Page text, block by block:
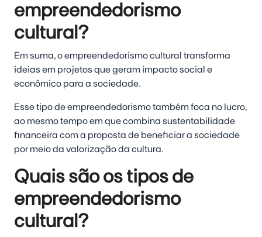
empreendedorismo
cultural?
Em suma, o empreendedorismo cultural transforma
ideias em projetos que geram impacto social e
econômico para a sociedade.
Esse tipo de empreendedorismo também foca no lucro,
ao mesmo tempo em que combina sustentabilidade
financeira com a proposta de beneficiar a sociedade
por meio da valorização da cultura.
Quais são os tipos de
empreendedorismo
cultural?